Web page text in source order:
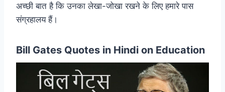
अच्छी बात है कि उनका लेखा-जोखा रखने के लिए हमारे पास
संग्रहालय हैं।
Bill Gates Quotes in Hindi on Education